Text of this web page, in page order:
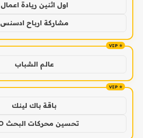
اول اثنين ريادة اعمال
مشاركة ارباح ادسنس
عالم الشباب
باقة باك لينك
تحسين محركات البحث SEO